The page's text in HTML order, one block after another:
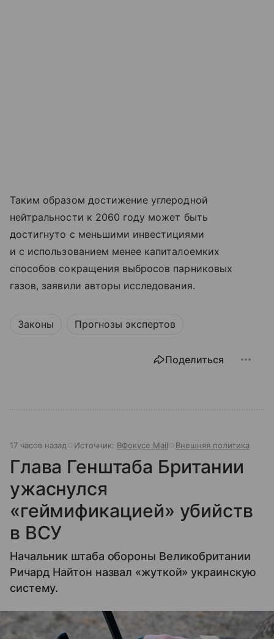
Таким образом достижение углеродной
нейтральности к 2060 году может быть
достигнуто с меньшими инвестициями
и с использованием менее капиталоемких
способов сокращения выбросов парниковых
газов, заявили авторы исследования.
Законы Прогнозы экспертов
Поделиться
17 часов назад Источник: ВФокусе Mail Внешняя политика
Глава Генштаба Британии
ужаснулся
«геймификацией» убийств
в ВСУ
Начальник штаба обороны Великобритании
Ричард Найтон назвал «жуткой» украинскую
систему.